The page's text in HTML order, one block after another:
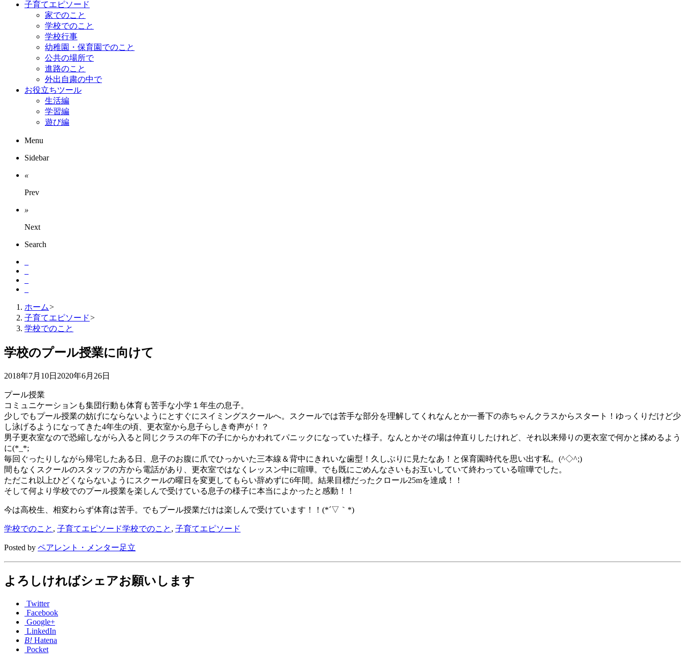
子育てエピソード
家でのこと
学校でのこと
学校行事
幼稚園・保育園でのこと
公共の場所で
進路のこと
外出自粛の中で
お役立ちツール
生活編
学習編
遊び編
Menu
Sidebar
«
Prev
»
Next
Search
ホーム>
子育てエピソード>
学校でのこと
学校のプール授業に向けて
2018年7月10日 2020年6月26日
プール授業
コミュニケーションも集団行動も体育も苦手な小学１年生の息子。
少しでもプール授業の妨げにならないようにとすぐにスイミングスクールへ。スクールでは苦手な部分を理解してくれなんとか一番下の赤ちゃんクラスからスタート！ゆっくりだけど少
し泳げるようになってきた4年生の頃、更衣室から息子らしき奇声が！？
男子更衣室なので恐縮しながら入ると同じクラスの年下の子にからかわれてパニックになっていた様子。なんとかその場は仲直りしたけれど、それ以来帰りの更衣室で何かと揉めるよう
に(*_*;
毎回ぐったりしながら帰宅したある日、息子のお腹に爪でひっかいた三本線＆背中にきれいな歯型！久しぶりに見たなあ！と保育園時代を思い出す私。(^◇^;)
間もなくスクールのスタッフの方から電話があり、更衣室ではなくレッスン中に喧嘩。でも既にごめんなさいもお互いしていて終わっている喧嘩でした。
ただこれ以上ひどくならないようにスクールの曜日を変更してもらい辞めずに6年間。結果目標だったクロール25mを達成！！
そして何より学校でのプール授業を楽しんで受けている息子の様子に本当によかったと感動！！
今は高校生、相変わらず体育は苦手。でもプール授業だけは楽しんで受けています！！(*´▽｀*)
学校でのこと , 子育てエピソード学校でのこと , 子育てエピソード
Posted by ペアレント・メンター足立
よろしければシェアお願いします
Twitter
Facebook
Google+
LinkedIn
B! Hatena
Pocket